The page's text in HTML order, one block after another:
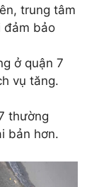
trung tâm
đảm bảo
ở quận 7
vụ tăng.
thường
bản hơn.